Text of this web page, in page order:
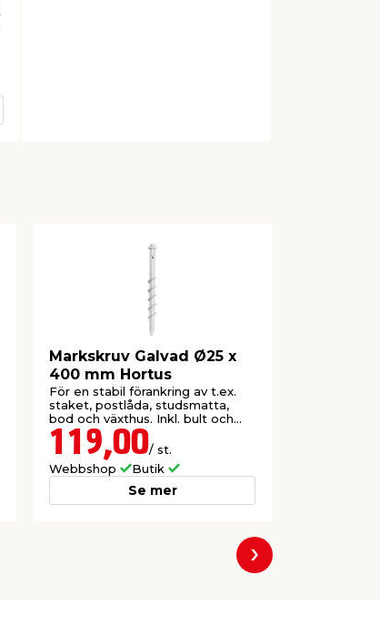
Markskruv Galvad Ø25 x
400 mm Hortus
För en stabil förankring av t.ex.
staket, postlåda, studsmatta,
bod och växthus. Inkl. bult och
brickor.
119,00/ st.
Webbshop
Butik
Se mer
Nästa